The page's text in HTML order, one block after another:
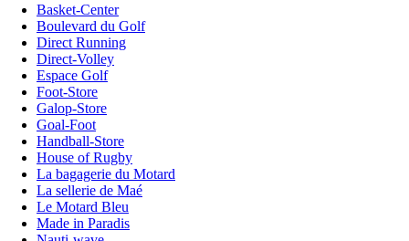
Basket-Center
Boulevard du Golf
Direct Running
Direct-Volley
Espace Golf
Foot-Store
Galop-Store
Goal-Foot
Handball-Store
House of Rugby
La bagagerie du Motard
La sellerie de Maé
Le Motard Bleu
Made in Paradis